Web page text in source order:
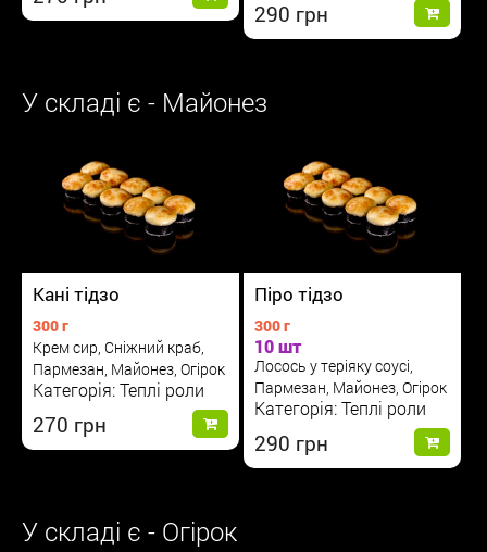
290
У складі є - Майонез
Кані тідзо
300 г
Крем сир, Сніжний краб,
Пармезан, Майонез, Огірок
Категорія: Теплі роли
270
Піро тідзо
300 г
10 шт
Лосось у теріяку соусі,
Пармезан, Майонез, Огірок
Категорія: Теплі роли
290
У складі є - Огірок